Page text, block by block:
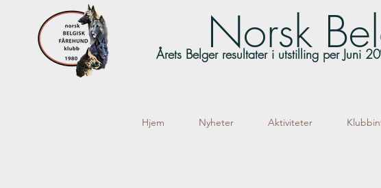
Norsk
Årets Belger resultater i utstilling per Juni
Hjem Nyheter Aktiviteter